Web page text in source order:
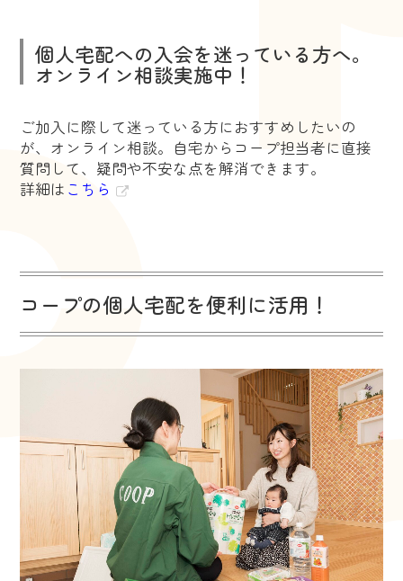
個人宅配への入会を迷っている方へ。
オンライン相談実施中！
ご加入に際して迷っている方におすすめしたいの
が、オンライン相談。自宅からコープ担当者に直接
質問して、疑問や不安な点を解消できます。
詳細は こちら
コープの個人宅配を便利に活用！